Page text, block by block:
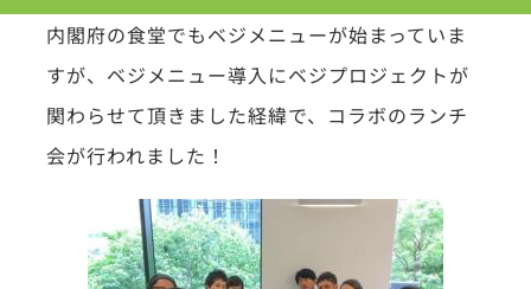
内閣府の食堂でもベジメニューが始まっていま
すが、ベジメニュー導入にベジプロジェクトが
関わらせて頂きました経緯で、コラボのランチ
会が行われました！